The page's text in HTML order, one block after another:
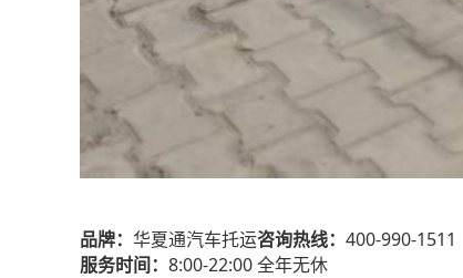
品牌： 华夏通汽车托运咨询热线： 400-990-1511
服务时间： 8:00-22:00 全年无休